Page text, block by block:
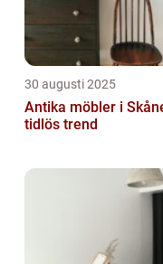
30 augusti 2025
Antika möbler i
tidlös trend